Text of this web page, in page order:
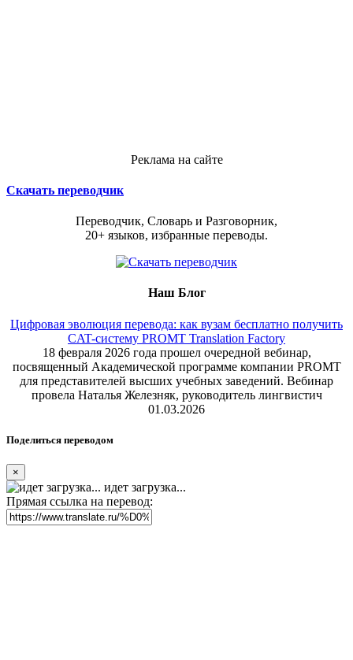
Реклама на сайте
Скачать переводчик
Переводчик, Словарь и Разговорник,
20+ языков, избранные переводы.
Наш Блог
Цифровая эволюция перевода: как вузам бесплатно получить
CAT-систему PROMT Translation Factory
18 февраля 2026 года прошел очередной вебинар,
посвященный Академической программе компании PROMT
для представителей высших учебных заведений. Вебинар
провела Наталья Железняк, руководитель лингвистич
01.03.2026
Поделиться переводом
×
идет загрузка...
Прямая ссылка на перевод: